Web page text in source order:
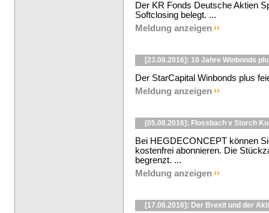
Der KR Fonds Deutsche Aktien
Softclosing belegt. ...
Meldung anzeigen
[23.08.2016]: 10 Jahre Winbonds
Der StarCapital Winbonds plus
Meldung anzeigen
[05.08.2016]: Flossbach v Storch
Bei HEGDECONCEPT können
kostenfrei abonnieren. Die
begrenzt. ...
Meldung anzeigen
[17.06.2016]: Der Brexit und der